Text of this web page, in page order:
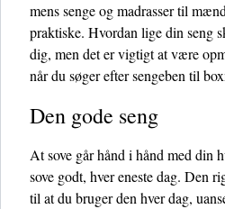
mens senge og madrasser til
praktiske. Hvordan lige din seng
dig, men det er vigtigt at være
når du søger efter sengeben til
Den gode seng
At sove går hånd i hånd med din
sove godt, hver eneste dag. Den
til at du bruger den hver dag,